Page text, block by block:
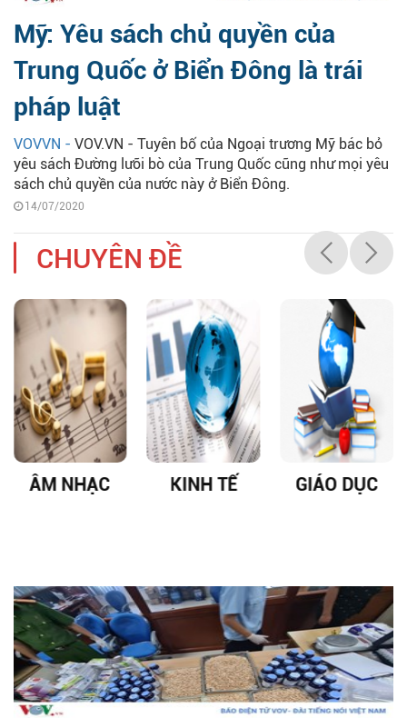
Mỹ: Yêu sách chủ quyền của
Trung Quốc ở Biển Đông là trái
pháp luật
VOVVN - VOV.VN - Tuyên bố của Ngoại trương Mỹ bác bỏ
yêu sách Đường lưỡi bò của Trung Quốc cũng như mọi yêu
sách chủ quyền của nước này ở Biển Đông.
14/07/2020
CHUYÊN ĐỀ
ÂM NHẠC KINH TẾ GIÁO DỤC